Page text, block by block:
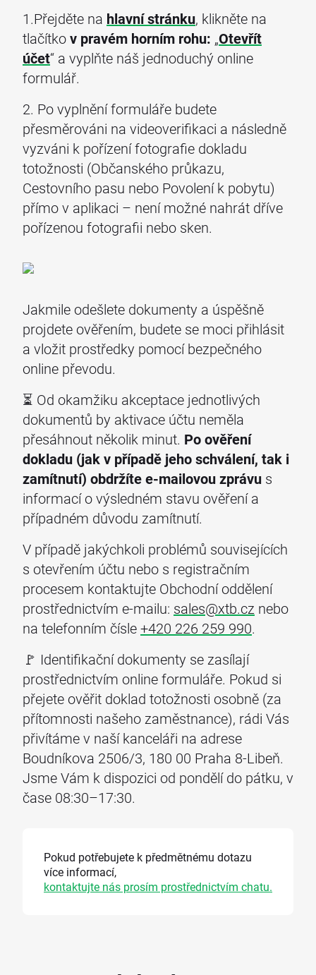
1.Přejděte na hlavní stránku, klikněte na
tlačítkov pravém horním rohu: „Otevřít
účet“ a vyplňte náš jednoduchý online
formulář.
2. Po vyplnění formuláře budete
přesměrováni na videoverifikaci a následně
vyzváni k pořízení fotografie dokladu
totožnosti (Občanského průkazu,
Cestovního pasu nebo Povolení k pobytu)
přímo v aplikaci – není možné nahrát dříve
pořízenou fotografii nebo sken.
Jakmile odešlete dokumenty a úspěšně
projdete ověřením, budete se moci přihlásit
a vložit prostředky pomocí bezpečného
online převodu.
⏳ Od okamžiku akceptace jednotlivých
dokumentů by aktivace účtu neměla
přesáhnout několik minut. Po ověření
dokladu (jak v případě jeho schválení, tak i
zamítnutí) obdržíte e-mailovou zprávu s
informací o výsledném stavu ověření a
případném důvodu zamítnutí.
V případě jakýchkoli problémů souvisejících
s otevřením účtu nebo s registračním
procesem kontaktujte Obchodní oddělení
prostřednictvím e-mailu: sales@xtb.cz nebo
na telefonním čísle+420 226 259 990.
🚩 Identifikační dokumenty se zasílají
prostřednictvím online formuláře. Pokud si
přejete ověřit doklad totožnosti osobně (za
přítomnosti našeho zaměstnance), rádi Vás
přivítáme v naší kanceláři na adrese
Boudníkova 2506/3, 180 00 Praha 8-Libeň.
Jsme Vám k dispozici od pondělí do pátku, v
čase 08:30–17:30.
Pokud potřebujete k předmětnému dotazu
více informací,
kontaktujte nás prosím prostřednictvím chatu.